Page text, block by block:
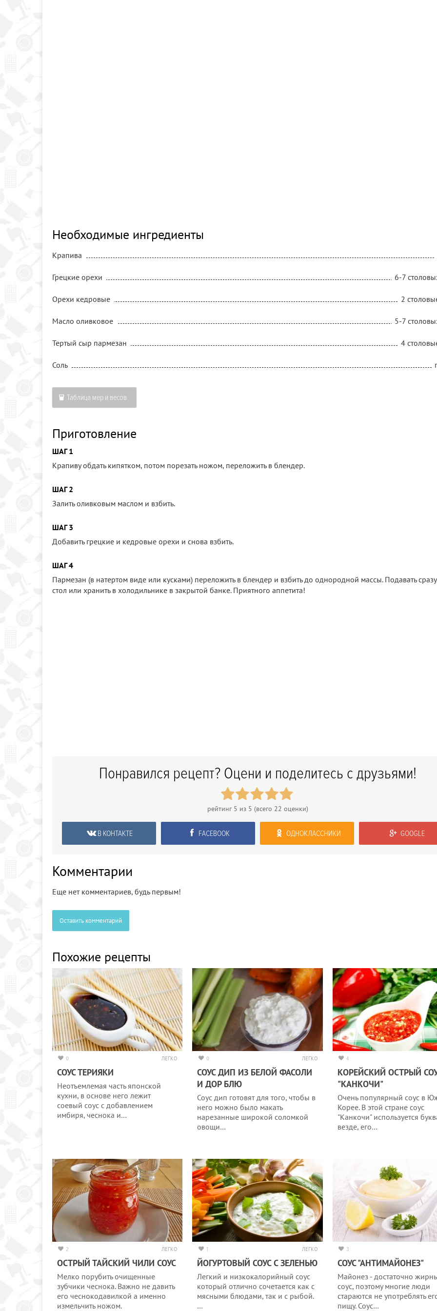
Необходимые ингредиенты
Крапива
Грецкие орехи 6-7
Орехи кедровые 2
Масло оливковое 5-7
Тертый сыр пармезан 4
Соль
Таблица мер и весов
Приготовление
ШАГ 1
Крапиву обдать кипятком, потом порезать ножом, переложить в блендер.
ШАГ 2
Залить оливковым маслом и взбить.
ШАГ 3
Добавить грецкие и кедровые орехи и снова взбить.
ШАГ 4
Пармезан (в натертом виде или кусками) переложить в блендер и взбить до однородной массы. Подавать
стол или хранить в холодильнике в закрытой банке. Приятного аппетита!
Понравился рецепт? Оцени и поделитесь с друзьями!
рейтинг 5 из 5 (всего 22 оценки)
В КОНТАКТЕ FACEBOOK ОДНОКЛАССНИКИ GOOGLE
Комментарии
Еще нет комментариев, будь первым!
Оставить комментарий
Похожие рецепты
0 ЛЕГКО
СОУС ТЕРИЯКИ
Неотъемлемая часть японской
кухни, в основе него лежит
соевый соус с добавлением
имбиря, чеснока и…
0 ЛЕГКО
СОУС ДИП ИЗ БЕЛОЙ ФАСОЛИ
И ДОР БЛЮ
Соус дип готовят для того, чтобы в
него можно было макать
нарезанные широкой соломкой
овощи…
4
КОРЕЙСКИЙ ОСТРЫЙ
"КАНКОЧИ"
Очень популярный соус в
Корее. В этой стране соус
"Канкочи" используется
везде, его…
2 ЛЕГКО
ОСТРЫЙ ТАЙСКИЙ ЧИЛИ СОУС
Мелко порубить очищенные
зубчики чеснока. Важно не давить
его чеснокодавилкой а именно
измельчить ножом.
1 ЛЕГКО
ЙОГУРТОВЫЙ СОУС С ЗЕЛЕНЬЮ
Легкий и низкокалорийный соус
который отлично сочетается как с
мясными блюдами, так и с рыбой.
…
3
СОУС "АНТИМАЙОНЕЗ"
Майонез - достаточно
соус, поэтому многие люди
стараются не употреблять
пищу. Соус…